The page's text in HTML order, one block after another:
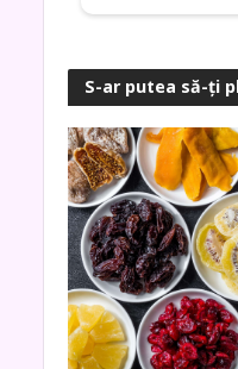
S-ar putea să-ţi